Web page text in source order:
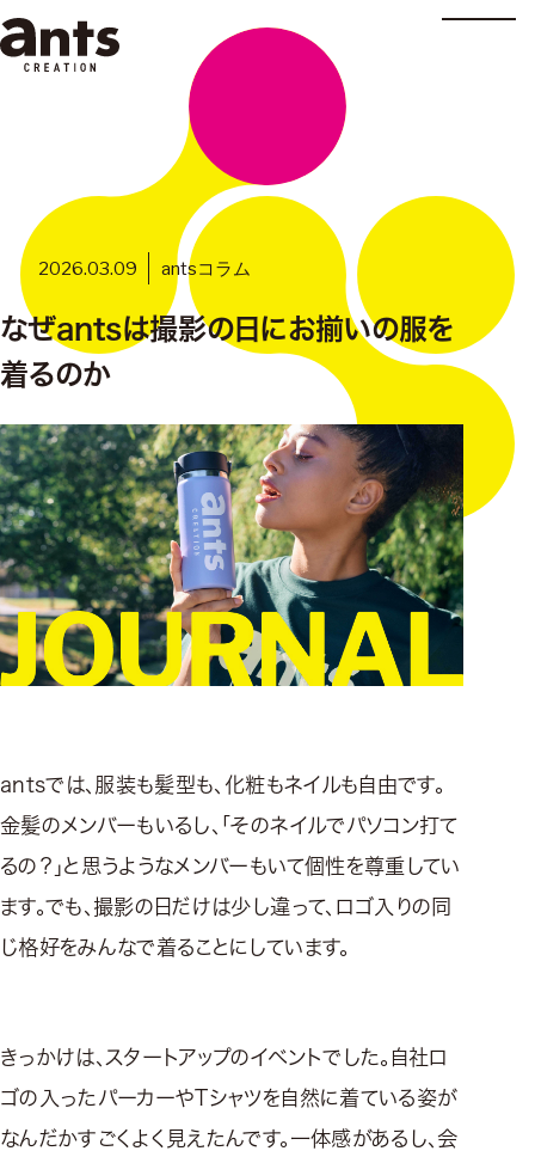
2026.03.09 antsコラム
なぜantsは撮影の日にお揃いの服を
着るのか
antsでは、服装も髪型も、化粧もネイルも自由です。
金髪のメンバーもいるし、「そのネイルでパソコン打て
るの？」と思うようなメンバーもいて個性を尊重してい
ます。でも、撮影の日だけは少し違って、ロゴ入りの同
じ格好をみんなで着ることにしています。
きっかけは、スタートアップのイベントでした。自社ロ
ゴの入ったパーカーやTシャツを自然に着ている姿が
なんだかすごくよく見えたんです。一体感があるし、会